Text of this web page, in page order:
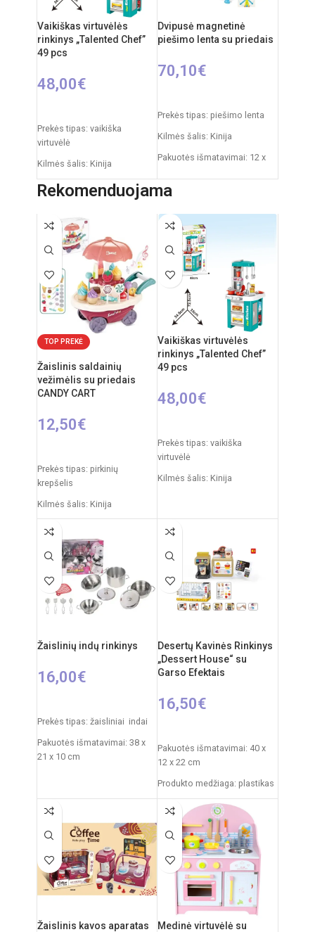
Vaikiškas virtuvėlės
rinkinys „Talented Chef”
49 pcs
48,00€
Prekės tipas: vaikiška
virtuvėlė
Kilmės šalis: Kinija
Pakuotės išmatavimai: 11,5 x
48 x 70 cm
Virtuvėlės išmatavimai: 33 x
34,5 x 72,5 cm
Produkto medžiaga: plastikas
Rekomenduojamas amžius:
nuo 3 metų
Elementai: 3 x AA
(nepridedamos)
Dvipusė magnetinė
piešimo lenta su priedais
70,10€
Prekės tipas: piešimo lenta
Kilmės šalis: Kinija
Pakuotės išmatavimai: 12 x
Produkto išmatavimai: 33 x
Rekomenduojamas amžius:
nuo 3 metų
Rekomenduojama
TOP PREKĖ
Žaislinis saldainių
vežimėlis su priedais
CANDY CART
12,50€
Prekės tipas: pirkinių
krepšelis
Kilmės šalis: Kinija
x 27 cm
Produkto išmatavimai: 24,5 x
26 x 15,5 cm
Produkto medžiaga: plastikas
Rekomenduojamas amžius:
Reikalingi elementai: 2xAA
Vaikiškas virtuvėlės
rinkinys „Talented Chef”
49 pcs
48,00€
Prekės tipas: vaikiška
virtuvėlė
Kilmės šalis: Kinija
Virtuvėlės išmatavimai: 33 x
34,5 x 72,5 cm
Produkto medžiaga: plastikas
Rekomenduojamas amžius:
nuo 3 metų
(nepridedamos)
Žaislinių indų rinkinys
16,00€
Prekės tipas: žaisliniai indai
Pakuotės išmatavimai: 38 x
21 x 10 cm
Produkto medžiaga: plastikas
Rekomenduojamas amžius:
nuo 3 metų
Desertų Kavinės Rinkinys
„Dessert House“ su
Garso Efektais
16,50€
Pakuotės išmatavimai: 40 x
12 x 22 cm
Produkto medžiaga: plastikas
Rekomenduojamas amžius:
nuo 3 metų
Elementai: 2 x AA
Žaislinis kavos aparatas
Medinė virtuvėlė su